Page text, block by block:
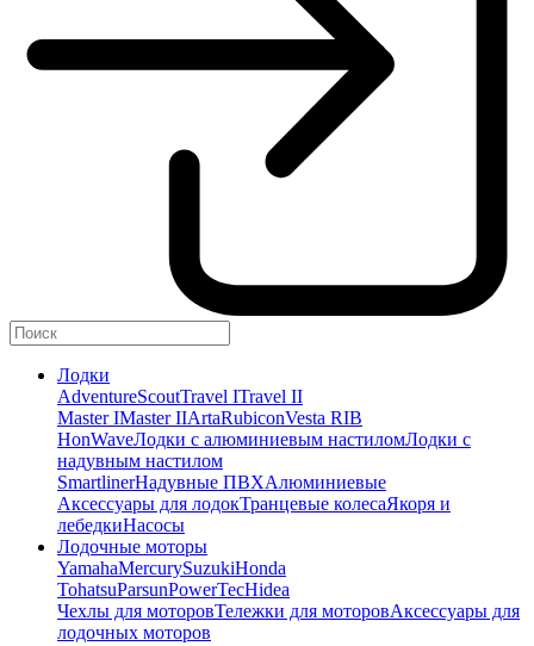
Лодки
AdventureScoutTravel ITravel II
Master IMaster IIArtaRubiconVesta RIB
HonWaveЛодки с алюминиевым настиломЛодки с
надувным настилом
SmartlinerНадувные ПВХАлюминиевые
Аксессуары для лодокТранцевые колесаЯкоря и
лебедкиНасосы
Лодочные моторы
YamahaMercurySuzukiHonda
TohatsuParsunPowerTecHidea
Чехлы для моторовТележки для моторовАксессуары для
лодочных моторов